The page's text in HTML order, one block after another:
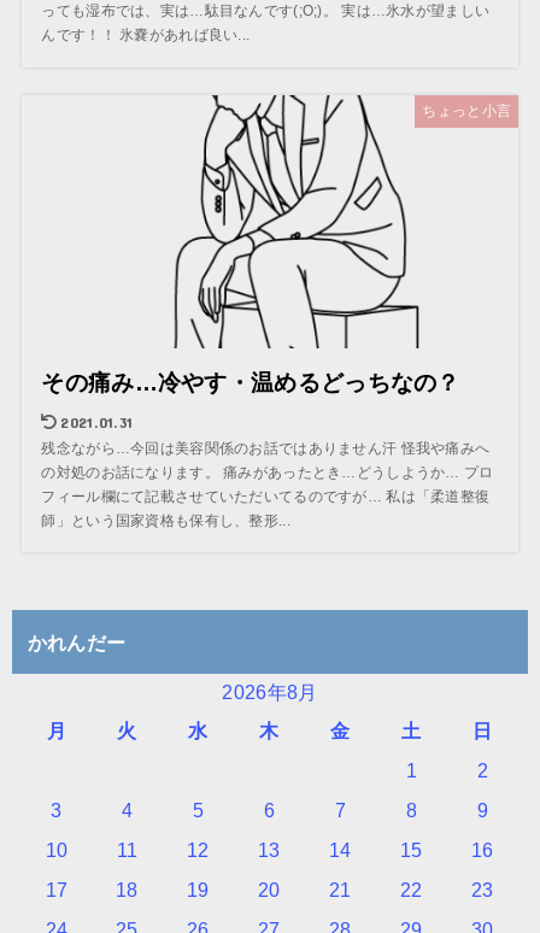
っても湿布では、実は…駄目なんです(;O;)。 実は…氷水が望ましい
んです！！ 氷嚢があれば良い...
ちょっと小言
その痛み…冷やす・温めるどっちなの？
2021.01.31
残念ながら…今回は美容関係のお話ではありません汗 怪我や痛みへ
の対処のお話になります。 痛みがあったとき…どうしようか… プロ
フィール欄にて記載させていただいてるのですが… 私は「柔道整復
師」という国家資格も保有し、整形...
かれんだー
2026年8月
月
火 水 木 金 土
日
1
2
3
4 5 6 7 8
9
10
11 12 13 14 15
16
17
18 19 20 21 22
23